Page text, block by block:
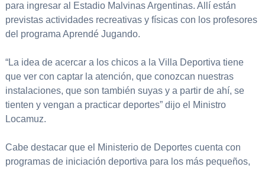
para ingresar al Estadio Malvinas Argentinas. Allí están
previstas actividades recreativas y físicas con los profesores
del programa Aprendé Jugando.
“La idea de acercar a los chicos a la Villa Deportiva tiene
que ver con captar la atención, que conozcan nuestras
instalaciones, que son también suyas y a partir de ahí, se
tienten y vengan a practicar deportes” dijo el Ministro
Locamuz.
Cabe destacar que el Ministerio de Deportes cuenta con
programas de iniciación deportiva para los más pequeños,